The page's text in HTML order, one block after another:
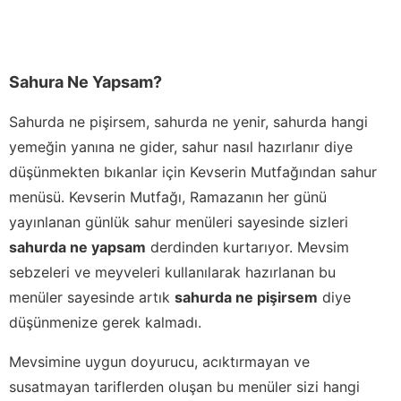
Sahura Ne Yapsam?
Sahurda ne pişirsem, sahurda ne yenir, sahurda hangi
yemeğin yanına ne gider, sahur nasıl hazırlanır diye
düşünmekten bıkanlar için Kevserin Mutfağından sahur
menüsü. Kevserin Mutfağı, Ramazanın her günü
yayınlanan günlük sahur menüleri sayesinde sizleri
sahurda ne yapsam derdinden kurtarıyor. Mevsim
sebzeleri ve meyveleri kullanılarak hazırlanan bu
menüler sayesinde artık sahurda ne pişirsem diye
düşünmenize gerek kalmadı.
Mevsimine uygun doyurucu, acıktırmayan ve
susatmayan tariflerden oluşan bu menüler sizi hangi